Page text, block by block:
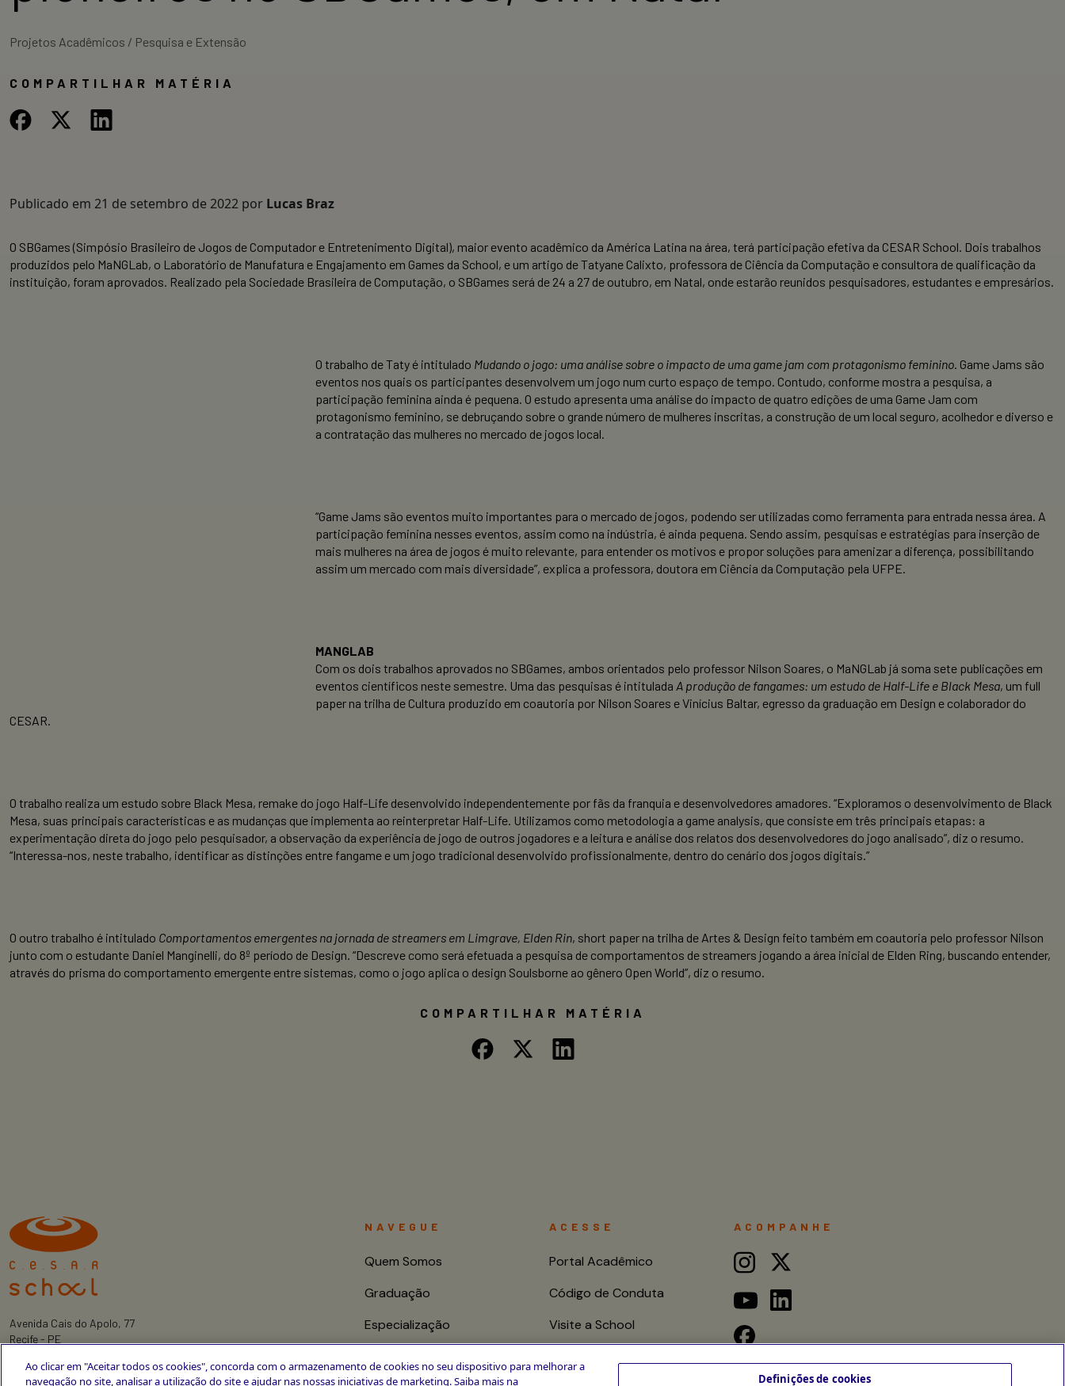
Projetos Acadêmicos / Pesquisa e Extensão
COMPARTILHAR MATÉRIA
Publicado em 21 de setembro de 2022 por Lucas Braz
O SBGames (Simpósio Brasileiro de Jogos de Computador e Entretenimento Digital), maior evento acadêmico da América Latina na área, terá participação efetiva da CESAR School. Dois trabalhos
produzidos pelo MaNGLab, o Laboratório de Manufatura e Engajamento em Games da School, e um artigo de Tatyane Calixto, professora de Ciência da Computação e consultora de qualificação da
instituição, foram aprovados. Realizado pela Sociedade Brasileira de Computação, o SBGames será de 24 a 27 de outubro, em Natal, onde estarão reunidos pesquisadores, estudantes e empresários.
O trabalho de Taty é intitulado Mudando o jogo: uma análise sobre o impacto de uma game jam com protagonismo feminino . Game Jams são
eventos nos quais os participantes desenvolvem um jogo num curto espaço de tempo. Contudo, conforme mostra a pesquisa, a
participação feminina ainda é pequena. O estudo apresenta uma análise do impacto de quatro edições de uma Game Jam com
protagonismo feminino, se debruçando sobre o grande número de mulheres inscritas, a construção de um local seguro, acolhedor e diverso e
a contratação das mulheres no mercado de jogos local.
“Game Jams são eventos muito importantes para o mercado de jogos, podendo ser utilizadas como ferramenta para entrada nessa área. A
participação feminina nesses eventos, assim como na indústria, é ainda pequena. Sendo assim, pesquisas e estratégias para inserção de
mais mulheres na área de jogos é muito relevante, para entender os motivos e propor soluções para amenizar a diferença, possibilitando
assim um mercado com mais diversidade”, explica a professora, doutora em Ciência da Computação pela UFPE.
MANGLAB
Com os dois trabalhos aprovados no SBGames, ambos orientados pelo professor Nilson Soares, o MaNGLab já soma sete publicações em
eventos científicos neste semestre. Uma das pesquisas é intitulada A produção de fangames: um estudo de Half-Life e Black Mesa, um full
paper na trilha de Cultura produzido em coautoria por Nilson Soares e Vinícius Baltar, egresso da graduação em Design e colaborador do
CESAR.
O trabalho realiza um estudo sobre Black Mesa, remake do jogo Half-Life desenvolvido independentemente por fãs da franquia e desenvolvedores amadores. “Exploramos o desenvolvimento de Black
Mesa, suas principais características e as mudanças que implementa ao reinterpretar Half-Life. Utilizamos como metodologia a game analysis, que consiste em três principais etapas: a
experimentação direta do jogo pelo pesquisador, a observação da experiência de jogo de outros jogadores e a leitura e análise dos relatos dos desenvolvedores do jogo analisado”, diz o resumo.
“Interessa-nos, neste trabalho, identificar as distinções entre fangame e um jogo tradicional desenvolvido profissionalmente, dentro do cenário dos jogos digitais.”
O outro trabalho é intitulado Comportamentos emergentes na jornada de streamers em Limgrave, Elden Rin, short paper na trilha de Artes & Design feito também em coautoria pelo professor Nilson
junto com o estudante Daniel Manginelli, do 8º período de Design. “Descreve como será efetuada a pesquisa de comportamentos de streamers jogando a área inicial de Elden Ring, buscando entender,
através do prisma do comportamento emergente entre sistemas, como o jogo aplica o design Soulsborne ao gênero Open World”, diz o resumo.
COMPARTILHAR MATÉRIA
Avenida Cais do Apolo, 77
Recife - PE
+55 81 3419-6700
NAVEGUE
Quem Somos
Graduação
Especialização
ACESSE
Portal Acadêmico
Código de Conduta
Visite a School
ACOMPANHE
Ao clicar em "Aceitar todos os cookies", concorda com o armazenamento de cookies no seu dispositivo para melhorar a
navegação no site, analisar a utilização do site e ajudar nas nossas iniciativas de marketing. Saiba mais na
Definições de cookies